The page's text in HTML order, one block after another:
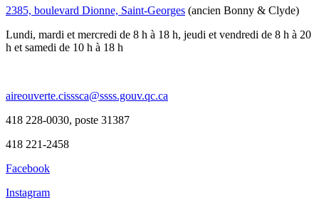
2385, boulevard Dionne, Saint-Georges (ancien Bonny & Clyde)
Lundi, mardi et mercredi de 8 h à 18 h, jeudi et vendredi de 8 h à 20
h et samedi de 10 h à 18 h
aireouverte.cisssca@ssss.gouv.qc.ca
418 228-0030, poste 31387
418 221-2458
Facebook
Instagram